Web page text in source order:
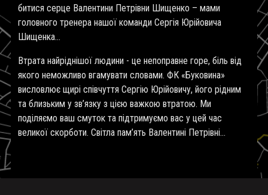
битися серце Валентини Петрівни Шищенко – мами
головного тренера нашої команди Сергія Юрійовича
Шищенка…
Втрата найріднішої людини - це непоправне горе, біль від
якого неможливо вгамувати словами. ФК «Буковина»
висловлює щирі співчуття Сергію Юрійовичу, його рідним
та близьким у зв’язку з цією важкою втратою. Ми
поділяємо ваш смуток та підтримуємо вас у цей час
великої скорботи. Світла пам’ять Валентині Петрівні...